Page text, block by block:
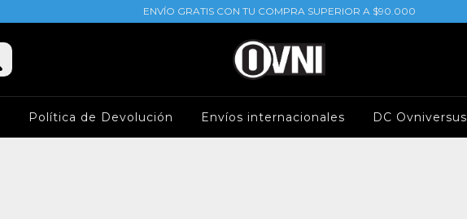
ENVÍO GRATIS CON TU COMPRA SUPERIOR A $90.000
Política de Devolución Envíos internacionales DC Ovniversus